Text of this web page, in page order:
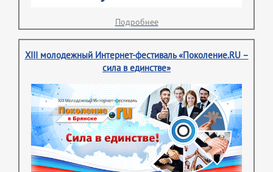
Подробнее
XIII молодежный Интернет-фестиваль «Поколение.RU –
сила в единстве»